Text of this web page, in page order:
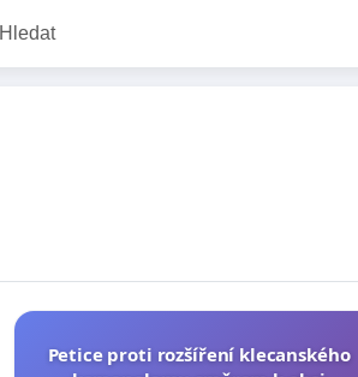
Hledat
Petice proti rozšíření klecanského